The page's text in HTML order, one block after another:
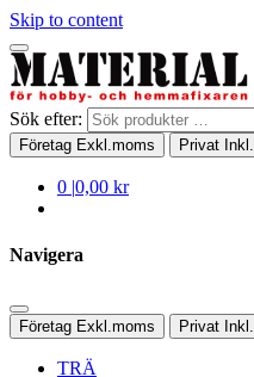
Skip to content
Sök efter:
Företag Exkl.moms Privat
0 |0,00 kr
Navigera
Företag Exkl.moms Privat
TRÄ